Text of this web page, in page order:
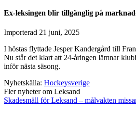
Ex-leksingen blir tillgänglig på
Importerad 21 juni, 2025
I höstas flyttade Jesper Kandergård till
Nu står det klart att 24-åringen lämnar
inför nästa säsong.
Nyhetskälla: Hockeysverige
Fler nyheter om Leksand
Skadesmäll för Leksand – målvakten